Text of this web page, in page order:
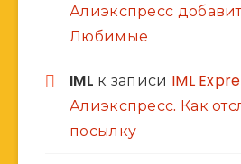
Алиэкспресс
Любимые
IML к записи IML
Алиэкспресс. Как
посылку